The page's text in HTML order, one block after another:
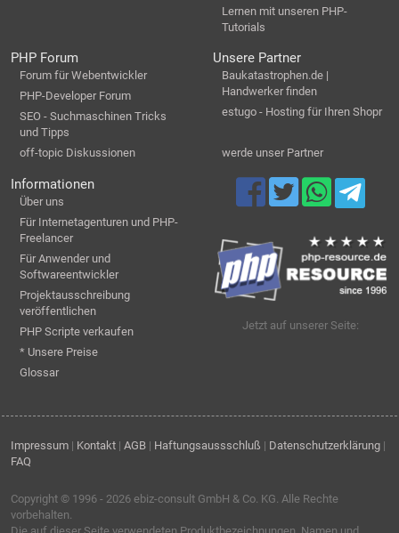
Lernen mit unseren PHP-
Tutorials
PHP Forum
Forum für Webentwickler
PHP-Developer Forum
SEO - Suchmaschinen Tricks
und Tipps
off-topic Diskussionen
Unsere Partner
Baukatastrophen.de |
Handwerker finden
estugo - Hosting für Ihren Shopr
werde unser Partner
Informationen
Über uns
Für Internetagenturen und PHP-
Freelancer
Für Anwender und
Softwareentwickler
Projektausschreibung
veröffentlichen
PHP Scripte verkaufen
* Unsere Preise
Glossar
Jetzt auf unserer Seite:
Impressum | Kontakt | AGB | Haftungsaussschluß | Datenschutzerklärung |
FAQ
Copyright © 1996 - 2026 ebiz-consult GmbH & Co. KG. Alle Rechte
vorbehalten.